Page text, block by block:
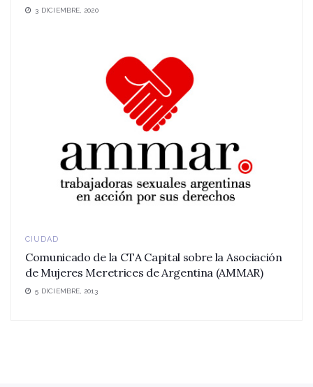
3 DICIEMBRE, 2020
CIUDAD
Comunicado de la CTA Capital sobre la Asociación
de Mujeres Meretrices de Argentina (AMMAR)
5 DICIEMBRE, 2013